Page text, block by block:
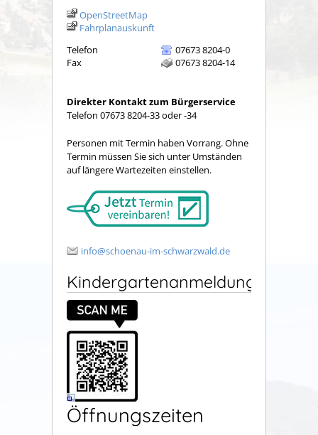
OpenStreetMap
Fahrplanauskunft
Telefon
07673 8204-0
Fax
07673 8204-14
Direkter Kontakt zum Bürgerservice
Telefon 07673 8204-33 oder -34
Personen mit Termin haben Vorrang. Ohne
Termin müssen Sie sich unter Umständen
auf längere Wartezeiten einstellen.
info@schoenau-im-schwarzwald.de
Kindergartenanmeldung
Öffnungszeiten